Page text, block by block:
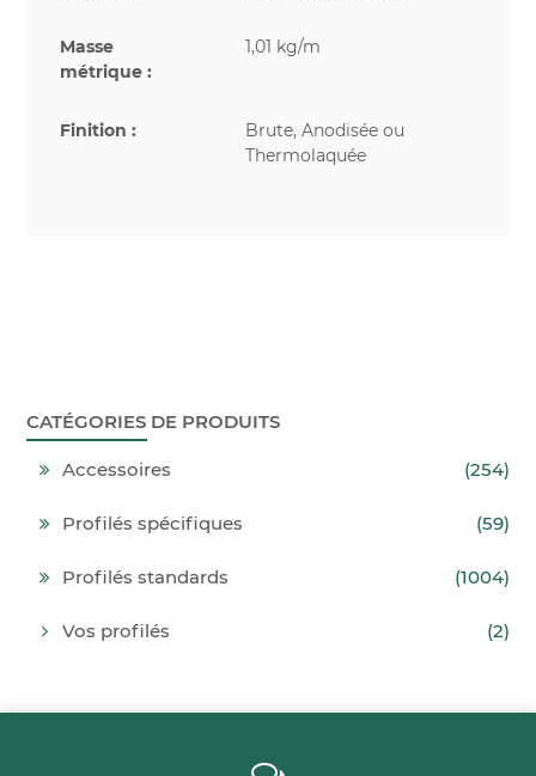
Masse
métrique :
1,01 kg/m
Finition :
Brute, Anodisée ou
Thermolaquée
CATÉGORIES DE PRODUITS
Accessoires (254)
Profilés spécifiques (59)
Profilés standards (1004)
Vos profilés (2)